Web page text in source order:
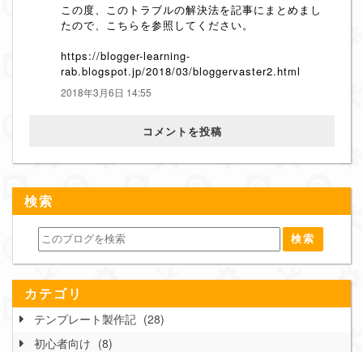
この度、このトラブルの解決法を記事にまとめまし
たので、こちらを参照してください。
https://blogger-learning-
rab.blogspot.jp/2018/03/bloggervaster2.html
2018年3月6日 14:55
コメントを投稿
検索
カテゴリ
テンプレート製作記
28
初心者向け
8